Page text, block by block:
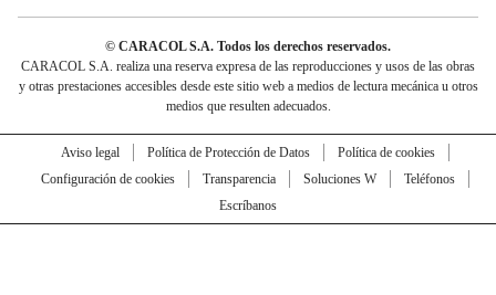
© CARACOL S.A. Todos los derechos reservados.
CARACOL S.A. realiza una reserva expresa de las reproducciones y usos de las obras
y otras prestaciones accesibles desde este sitio web a medios de lectura mecánica u otros
medios que resulten adecuados.
Aviso legal Política de Protección de Datos
Política de cookies
Configuración de cookies
Transparencia Soluciones W
Teléfonos
Escríbanos